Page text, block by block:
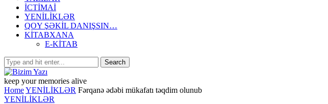
İCTİMAİ
YENİLİKLƏR
QOY ŞƏKİL DANIŞSIN…
KİTABXANA
E-KİTAB
keep your memories alive
HomeYENİLİKLƏR Fərqanə ədəbi mükafatı təqdim olunub
YENİLİKLƏR